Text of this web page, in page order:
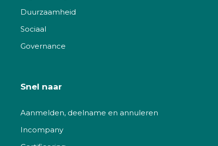
Duurzaamheid
Sociaal
Governance
Snel naar
Aanmelden, deelname en annuleren
Incompany